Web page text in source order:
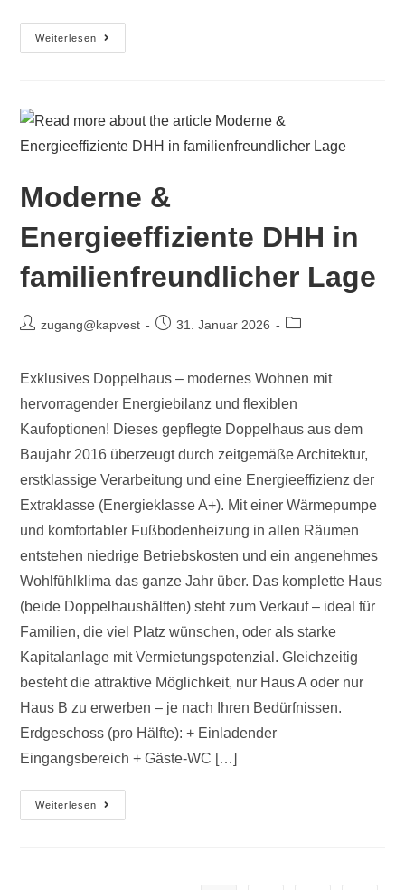
Weiterlesen
Moderne &
Energieeffiziente DHH in
familienfreundlicher Lage
zugang@kapvest 31. Januar 2026
Exklusives Doppelhaus – modernes Wohnen mit
hervorragender Energiebilanz und flexiblen
Kaufoptionen! Dieses gepflegte Doppelhaus aus dem
Baujahr 2016 überzeugt durch zeitgemäße Architektur,
erstklassige Verarbeitung und eine Energieeffizienz der
Extraklasse (Energieklasse A+). Mit einer Wärmepumpe
und komfortabler Fußbodenheizung in allen Räumen
entstehen niedrige Betriebskosten und ein angenehmes
Wohlfühlklima das ganze Jahr über. Das komplette Haus
(beide Doppelhaushälften) steht zum Verkauf – ideal für
Familien, die viel Platz wünschen, oder als starke
Kapitalanlage mit Vermietungspotenzial. Gleichzeitig
besteht die attraktive Möglichkeit, nur Haus A oder nur
Haus B zu erwerben – je nach Ihren Bedürfnissen.
Erdgeschoss (pro Hälfte): + Einladender
Eingangsbereich + Gäste-WC […]
Weiterlesen